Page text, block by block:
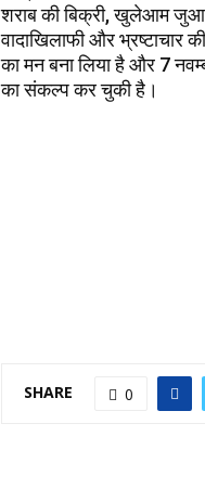
शराब की बिक्री, खुलेआम
वादाखिलाफी और भ्रष्टाचार
का मन बना लिया है और 7
का संकल्प कर चुकी है।
SHARE 0